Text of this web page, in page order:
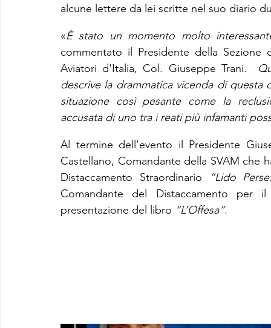
alcune lettere da lei scritte nel suo diario
«È stato un momento molto
commentato il Presidente della Sezione
Aviatori d'Italia, Col. Giuseppe Trani.
descrive la drammatica vicenda di
situazione così pesante come la
accusata di uno tra i reati più infamanti
Al termine dell’evento il Presidente
Castellano, Comandante della SVAM che
Distaccamento Straordinario
“Lido
Comandante del Distaccamento
presentazione del libro “L’Offesa”.